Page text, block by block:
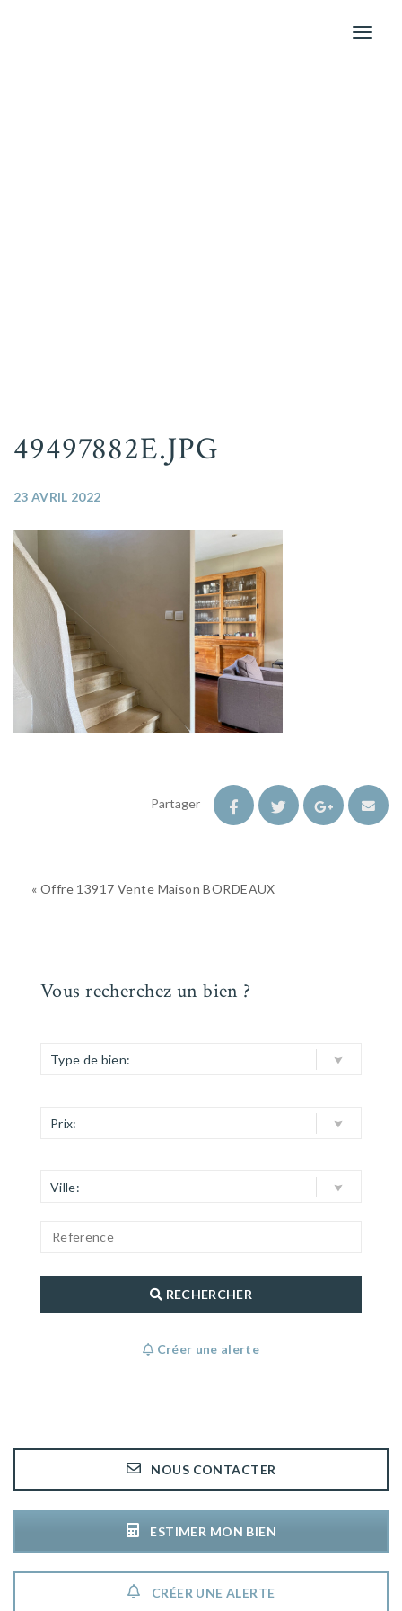
Toggle
49497882E.JPG
23 AVRIL 2022
Partager
« Offre 13917 Vente Maison BORDEAUX
Vous recherchez un bien ?
Type de bien:
Prix:
Ville:
RECHERCHER
Créer une alerte
NOUS CONTACTER
ESTIMER MON BIEN
CRÉER UNE ALERTE